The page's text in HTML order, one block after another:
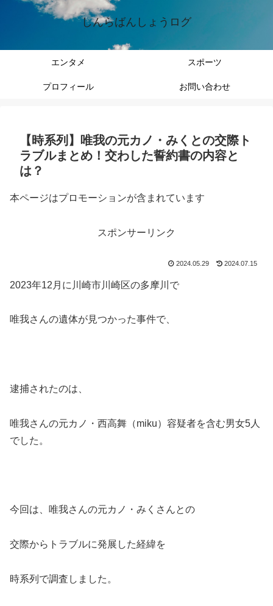
しんらばんしょうログ
エンタメ スポーツ
プロフィール お問い合わせ
【時系列】唯我の元カノ・みくとの交際ト
ラブルまとめ！交わした誓約書の内容と
は？
本ページはプロモーションが含まれています
スポンサーリンク
2024.05.29 2024.07.15
2023年12月に川崎市川崎区の多摩川で
唯我さんの遺体が見つかった事件で、
逮捕されたのは、
唯我さんの元カノ・西高舞（miku）容疑者を含む男女5人
でした。
今回は、唯我さんの元カノ・みくさんとの
交際からトラブルに発展した経緯を
時系列で調査しました。